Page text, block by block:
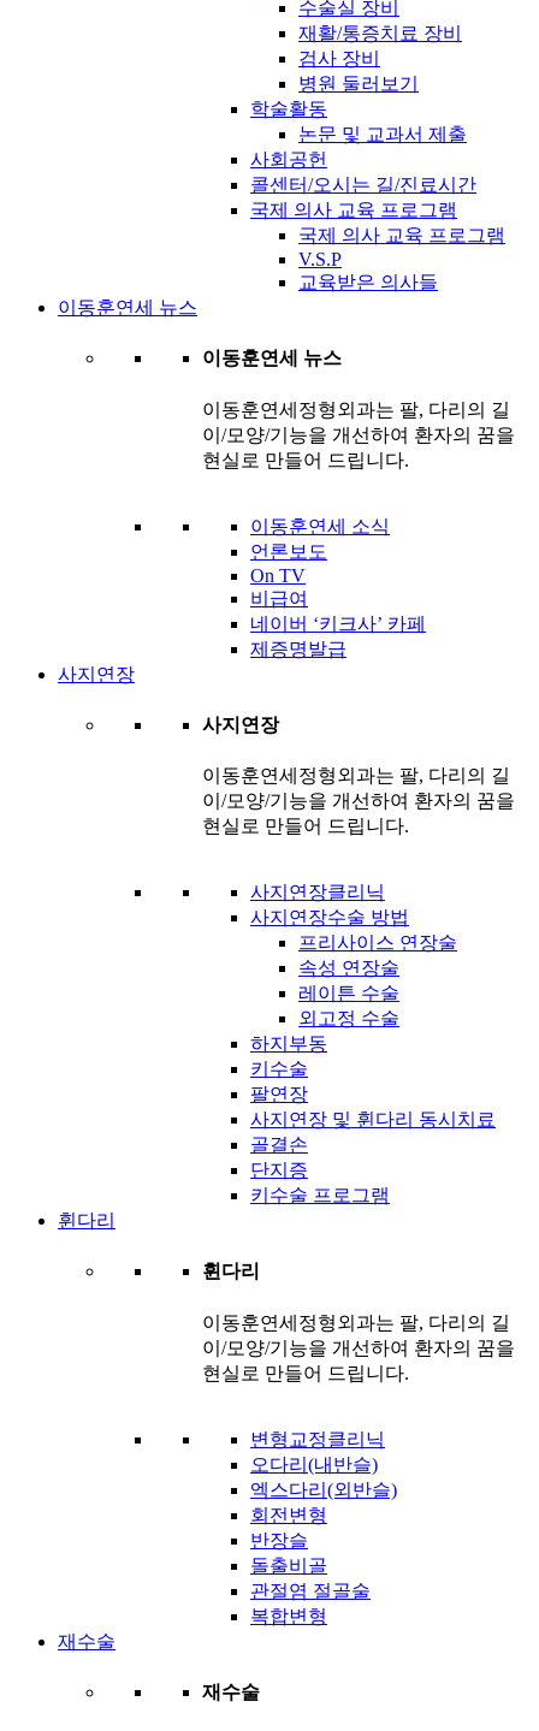
수술실 장비
재활/통증치료 장비
검사 장비
병원 둘러보기
학술활동
논문 및 교과서 제출
사회공헌
콜센터/오시는 길/진료시간
국제 의사 교육 프로그램
국제 의사 교육 프로그램
V.S.P
교육받은 의사들
이동훈연세 뉴스
이동훈연세 뉴스
이동훈연세정형외과는 팔, 다리의 길
이/모양/기능을 개선하여 환자의 꿈을
현실로 만들어 드립니다.
이동훈연세 소식
언론보도
On TV
비급여
네이버 ‘키크사’ 카페
제증명발급
사지연장
사지연장
이동훈연세정형외과는 팔, 다리의 길
이/모양/기능을 개선하여 환자의 꿈을
현실로 만들어 드립니다.
사지연장클리닉
사지연장수술 방법
프리사이스 연장술
속성 연장술
레이튼 수술
외고정 수술
하지부동
키수술
팔연장
사지연장 및 휜다리 동시치료
골결손
단지증
키수술 프로그램
휜다리
휜다리
이동훈연세정형외과는 팔, 다리의 길
이/모양/기능을 개선하여 환자의 꿈을
현실로 만들어 드립니다.
변형교정클리닉
오다리(내반슬)
엑스다리(외반슬)
회전변형
반장슬
돌출비골
관절염 절골술
복합변형
재수술
재수술